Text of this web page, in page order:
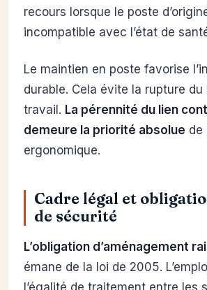
recours lorsque le poste
incompatible avec l’état de
Le maintien en poste favorise
durable. Cela évite la rupture
travail. La pérennité du lien
demeure la priorité absolue de
ergonomique.
Cadre légal et
de sécurité
L’obligation d’aménagement
émane de la loi de 2005.